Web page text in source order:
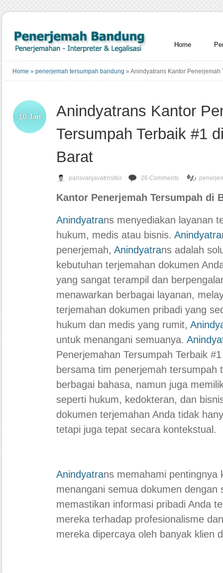
Home
Home » penerjemah tersumpah bandung » Anindyatrans Kantor Penerjemah
Anindyatrans Kantor
Tersumpah Terbaik #1
Barat
10 Jan
parisvanjavatrnsltor 26 Comments.
Kantor Penerjemah Tersumpah di
Anindyatrans menyediakan layanan
hukum, medis atau bisnis. Anindyatra
penerjemah, Anindyatrans adalah
kebutuhan terjemahan dokumen
yang sangat terampil dan
menawarkan berbagai layanan,
terjemahan dokumen pribadi yang
hukum dan medis yang rumit,
untuk menangani semuanya.
Penerjemahan Tersumpah Terbaik
bersama tim penerjemah tersumpah
berbagai bahasa, namun juga
seperti hukum, kedokteran, dan
dokumen terjemahan Anda tidak
tetapi juga tepat secara kontekstual.
Anindyatrans memahami pentingnya
menangani semua dokumen dengan
memastikan informasi pribadi Anda
mereka terhadap profesionalisme
mereka dipercaya oleh banyak klien